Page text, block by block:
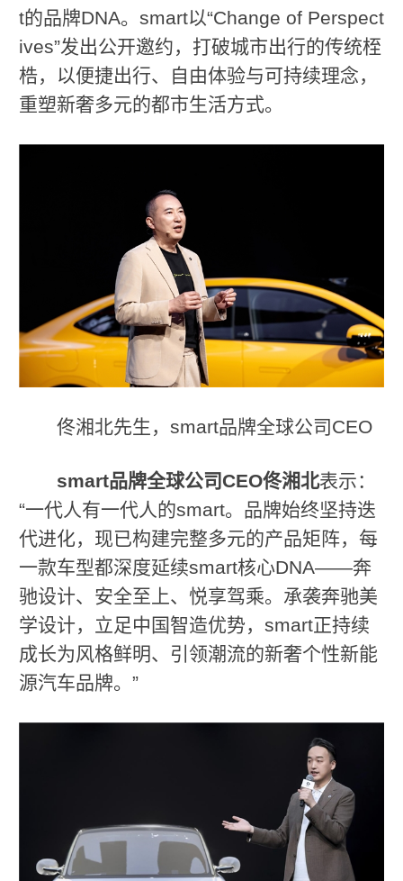
t的品牌DNA。smart以“Change of Perspect
ives”发出公开邀约，打破城市出行的传统桎
梏，以便捷出行、自由体验与可持续理念，
重塑新奢多元的都市生活方式。
佟湘北先生，smart品牌全球公司CEO
smart品牌全球公司 CEO佟湘北表示：
“一代人有一代人的smart。品牌始终坚持迭
代进化，现已构建完整多元的产品矩阵，每
一款车型都深度延续smart核心DNA——奔
驰设计、安全至上、悦享驾乘。承袭奔驰美
学设计，立足中国智造优势，smart正持续
成长为风格鲜明、引领潮流的新奢个性新能
源汽车品牌。”